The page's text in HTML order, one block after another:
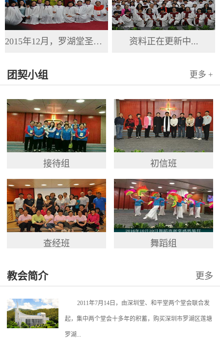
2015年12月，罗湖堂圣诞节 资料正在更新中...
团契小组 更多 +
接待组 初信班
查经班 舞蹈组
教会简介 更多
2011年7月14日，由深圳堂、和平堂两个堂会联合发
起，集中两个堂会十多年的积蓄，购买深圳市罗湖区莲塘
罗湖...